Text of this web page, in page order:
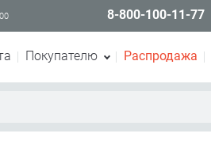
8-800-100-11-77
Покупателю Распродажа